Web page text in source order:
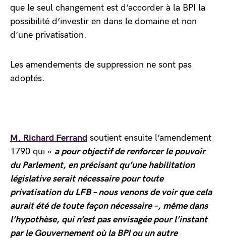
que le seul changement est d’accorder à la BPI la
possibilité d’investir en dans le domaine et non
d’une privatisation.
Les amendements de suppression ne sont pas
adoptés.
M. Richard Ferrand soutient ensuite l’amendement
1790 qui « a pour objectif de renforcer le pouvoir
du Parlement, en précisant qu’une habilitation
législative serait nécessaire pour toute
privatisation du LFB – nous venons de voir que cela
aurait été de toute façon nécessaire –, même dans
l’hypothèse, qui n’est pas envisagée pour l’instant
par le Gouvernement où la BPI ou un autre